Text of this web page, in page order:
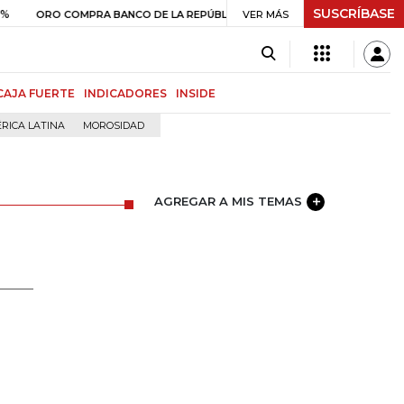
BANCO DE LA REPÚBLICA $ 408.498,97 +$ 8.753,81 +2,19%
VER MÁS SUSCRÍBASE
FUERTE INDICADORES INSIDE
LATINA MOROSIDAD
AGREGAR A MIS TEMAS